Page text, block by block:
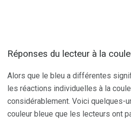
Réponses du lecteur à la
Alors que le bleu a différentes
les réactions individuelles à la
considérablement. Voici quelques-
couleur bleue que les lecteurs ont